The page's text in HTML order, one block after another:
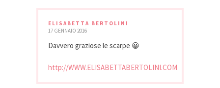
ELISABETTA BERTOLINI
17 GENNAIO 2016
Davvero graziose le scarpe 😀
http://WWW.ELISABETTABERTOLINI.COM